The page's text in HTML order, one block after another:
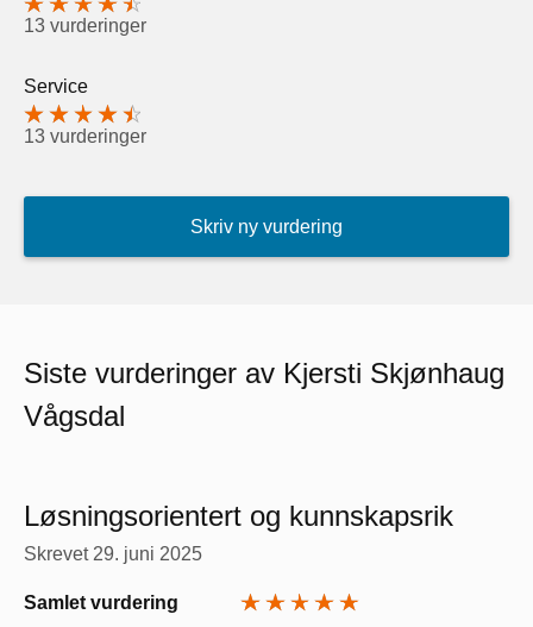
13 vurderinger
Service
13 vurderinger
Skriv ny vurdering
Siste vurderinger av Kjersti Skjønhaug
Vågsdal
Løsningsorientert og kunnskapsrik
Skrevet 29. juni 2025
Samlet vurdering